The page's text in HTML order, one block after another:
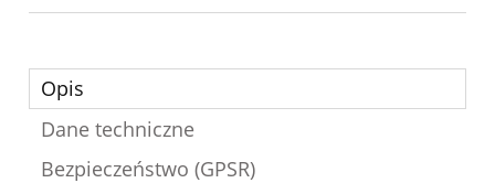
Opis
Dane techniczne
Bezpieczeństwo (GPSR)